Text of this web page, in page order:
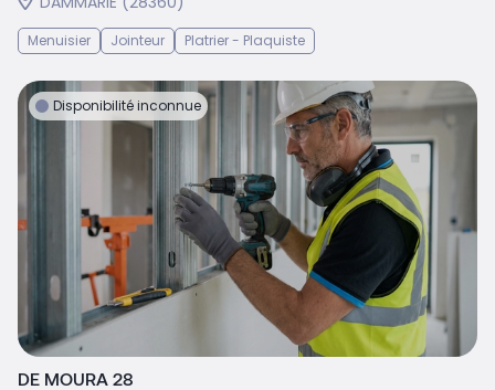
Menuisier Jointeur Platrier - Plaquiste
Disponibilité inconnue
DE MOURA 28